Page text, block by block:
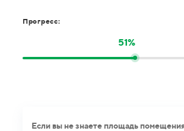
Прогресс:
51%
Если вы не знаете площадь